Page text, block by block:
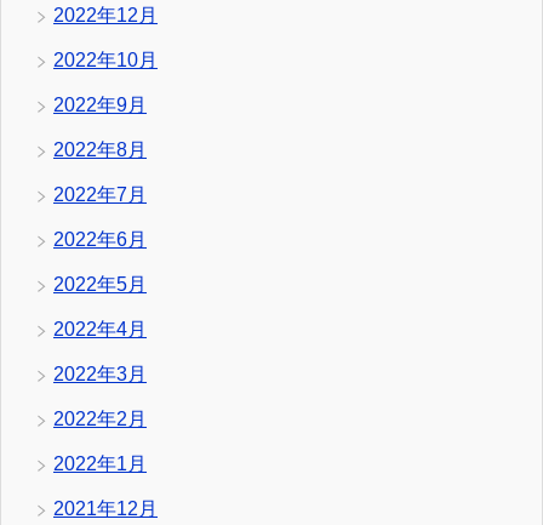
2022年12月
2022年10月
2022年9月
2022年8月
2022年7月
2022年6月
2022年5月
2022年4月
2022年3月
2022年2月
2022年1月
2021年12月